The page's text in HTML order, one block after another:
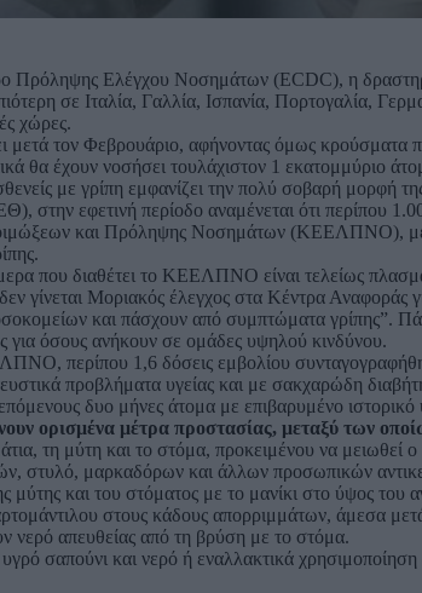
Ελέγχου Νοσημάτων (ECDC), η
σε Ιταλία, Γαλλία, Ισπανία, Πορτογαλία,
χώρες.
τον Φεβρουάριο, αφήνοντας όμως κρούσματα
θα έχουν νοσήσει τουλάχιστον 1 εκατομμύριο
με γρίπη εμφανίζει την πολύ σοβαρή μορφή
στην εφετινή περίοδο αναμένεται ότι περίπου
και Πρόληψης Νοσημάτων (ΚΕΕΛΠΝΟ),
που διαθέτει το ΚΕΕΛΠΝΟ είναι τελείως
γίνεται Μοριακός έλεγχος στα Κέντρα Αναφοράς
και πάσχουν από συμπτώματα γρίπης”.
για όσους ανήκουν σε ομάδες υψηλού κινδύνου.
περίπου 1,6 δόσεις εμβολίου
προβλήματα υγείας και με σακχαρώδη
δυο μήνες άτομα με επιβαρυμένο
ορισμένα μέτρα προστασίας, μεταξύ των
τη μύτη και το στόμα, προκειμένου να μειωθεί ο
στυλό, μαρκαδόρων και άλλων προσωπικών
και του στόματος με το μανίκι στο ύψος του
στους κάδους απορριμμάτων, άμεσα
νερό απευθείας από τη βρύση με το στόμα.
σαπούνι και νερό ή εναλλακτικά